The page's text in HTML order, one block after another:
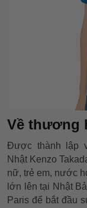
Về thương
Được thành lập
Nhật Kenzo
nữ, trẻ em, nước
lớn lên tại Nhật
Paris để bắt đầu